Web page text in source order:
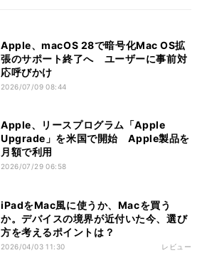
Apple、macOS 28で暗号化Mac OS拡
張のサポート終了へ ユーザーに事前対
応呼びかけ
2026/07/09 08:44
Apple、リースプログラム「Apple
Upgrade」を米国で開始 Apple製品を
月額で利用
2026/07/29 06:58
iPadをMac風に使うか、Macを買う
か。デバイスの境界が近付いた今、選び
方を考えるポイントは？
2026/04/03 11:30 レビュー